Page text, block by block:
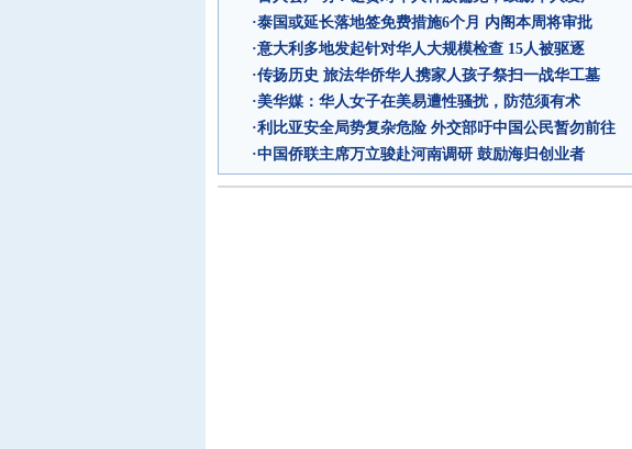
·泰国或延长落地签免费措施6个月 内阁本周将审批
·意大利多地发起针对华人大规模检查 15人被驱逐
·传扬历史 旅法华侨华人携家人孩子祭扫一战华工墓
·美华媒：华人女子在美易遭性骚扰，防范须有术
·利比亚安全局势复杂危险 外交部吁中国公民暂勿前往
·中国侨联主席万立骏赴河南调研 鼓励海归创业者